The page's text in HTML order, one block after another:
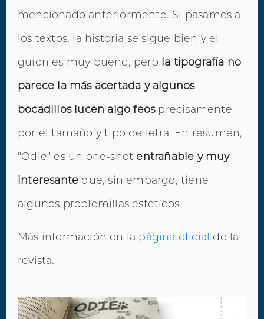
mencionado anteriormente. Si pasamos a
los textos, la historia se sigue bien y el
guion es muy bueno, pero la tipografía no
parece la más acertada y algunos
bocadillos lucen algo feosprecisamente
por el tamaño y tipo de letra. En resumen,
"Odie" es un one-shot entrañable y muy
interesante que, sin embargo, tiene
algunos problemillas estéticos.
Más información en la página oficial de la
revista.